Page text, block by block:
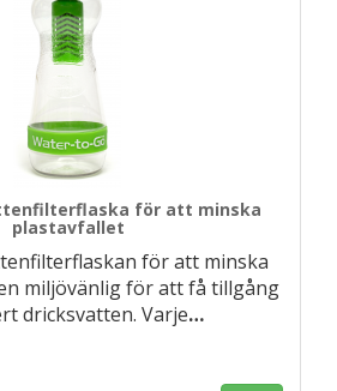
för att minska
plastavfallet
för att minska
miljövänlig för att få tillgång
dricksvatten. Varje…